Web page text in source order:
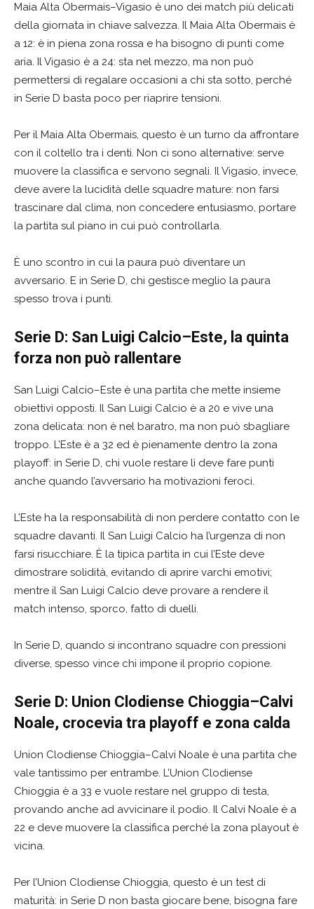
Maia Alta Obermais–Vigasio è uno dei match più delicati
della giornata in chiave salvezza. Il Maia Alta Obermais è
a 12: è in piena zona rossa e ha bisogno di punti come
aria. Il Vigasio è a 24: sta nel mezzo, ma non può
permettersi di regalare occasioni a chi sta sotto, perché
in Serie D basta poco per riaprire tensioni.
Per il Maia Alta Obermais, questo è un turno da affrontare
con il coltello tra i denti. Non ci sono alternative: serve
muovere la classifica e servono segnali. Il Vigasio, invece,
deve avere la lucidità delle squadre mature: non farsi
trascinare dal clima, non concedere entusiasmo, portare
la partita sul piano in cui può controllarla.
È uno scontro in cui la paura può diventare un
avversario. E in Serie D, chi gestisce meglio la paura
spesso trova i punti.
Serie D: San Luigi Calcio–Este, la quinta
forza non può rallentare
San Luigi Calcio–Este è una partita che mette insieme
obiettivi opposti. Il San Luigi Calcio è a 20 e vive una
zona delicata: non è nel baratro, ma non può sbagliare
troppo. L’Este è a 32 ed è pienamente dentro la zona
playoff: in Serie D, chi vuole restare lì deve fare punti
anche quando l’avversario ha motivazioni feroci.
L’Este ha la responsabilità di non perdere contatto con le
squadre davanti. Il San Luigi Calcio ha l’urgenza di non
farsi risucchiare. È la tipica partita in cui l’Este deve
dimostrare solidità, evitando di aprire varchi emotivi;
mentre il San Luigi Calcio deve provare a rendere il
match intenso, sporco, fatto di duelli.
In Serie D, quando si incontrano squadre con pressioni
diverse, spesso vince chi impone il proprio copione.
Serie D: Union Clodiense Chioggia–Calvi
Noale, crocevia tra playoff e zona calda
Union Clodiense Chioggia–Calvi Noale è una partita che
vale tantissimo per entrambe. L’Union Clodiense
Chioggia è a 33 e vuole restare nel gruppo di testa,
provando anche ad avvicinare il podio. Il Calvi Noale è a
22 e deve muovere la classifica perché la zona playout è
vicina.
Per l’Union Clodiense Chioggia, questo è un test di
maturità: in Serie D non basta giocare bene, bisogna fare